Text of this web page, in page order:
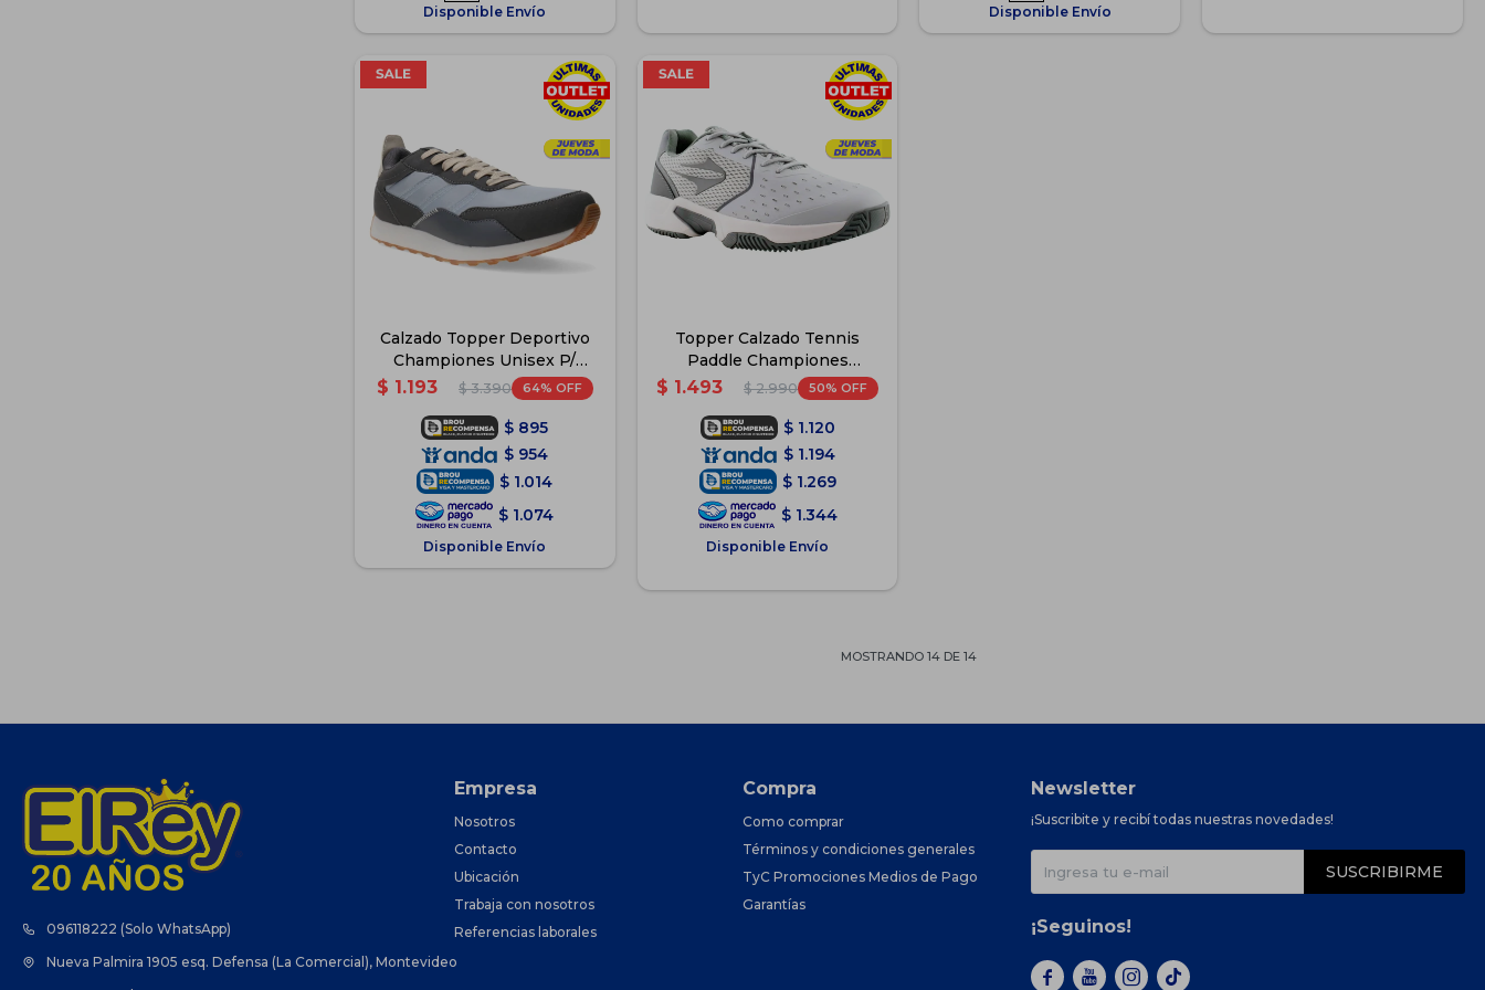
Disponible Envío Disponible Envío
Calzado Topper Deportivo
Championes Unisex P/
Adulto - Gris2
$ 1.193 $ 3.390 64
$ 895
$ 954
$ 1.014
$ 1.074
Disponible Envío
Topper Calzado Tennis
Paddle Championes
Deportivo - Gris/Blanco
$ 1.493 $ 2.990 50
$ 1.120
$ 1.194
$ 1.269
$ 1.344
Disponible Envío
MOSTRANDO 14DE 14
096118222 (Solo WhatsApp)
Nueva Palmira 1905 esq. Defensa (La Comercial), Montevideo
Empresa
Nosotros
Contacto
Ubicación
Trabaja con nosotros
Referencias laborales
Compra
Como comprar
Términos y condiciones generales
TyC Promociones Medios de Pago
Garantías
Newsletter
¡Suscribite y recibí todas nuestras novedades!
SUSCRIBIRME
¡Seguinos!
  